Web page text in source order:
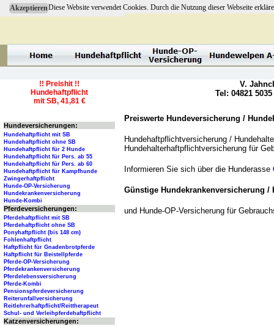
AkzeptierenDiese Website verwendet Cookies. Durch die Nutzung dieser Webseite
Preiswerte Hundeversicherung /
Hundehaftpflichtversicherung /
Hundehalterhaftpflichtversicherung für
Informieren Sie sich über die Hunderasse
Günstige Hundekrankenversicherung
und Hunde-OP-Versicherung für
V.
Tel: 04821
!! Preishit !!
Hundehaftpflicht
mit SB, 41,81 €
Hundeversicherungen:
Hundehaftpflicht mit SB
Hundehaftpflicht ohne SB
Hundehaftpflicht für 2 Hunde
Hundehaftpflicht für Pers. ab 55
Hundehaftpflicht für Pers. ab 60
Hundehaftpflicht für Kampfhunde
Zwingerhaftpflicht
Hunde-OP-Versicherung
Hundekrankenversicherung
Hunde-Kombi
Pferdeversicherungen:
Pferdehaftpflicht mit SB
Pferdehaftpflicht ohne SB
Ponyhaftpflicht (bis 148 cm)
Fohlenhaftpflicht
Haftpflicht für Gnadenbrotpferde
Haftpflicht für Beistellpferde
Pferde-OP-Versicherung
Pferdekrankenversicherung
Pferdelebensversicherung
Pferde-Kombi
Pensionspferdeversicherung
Reiterunfallversicherung
Reitlehrerhaftpflicht/Reittherapeut
Schul- und Verleihpferdehaftpflicht
Katzenversicherungen: